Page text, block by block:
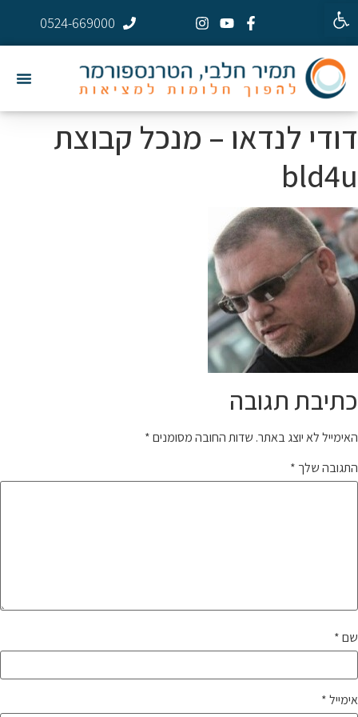
פתח סרגל נגישות
0524-669000
דודי לנדאו – מנכל קבוצת
bld4u
כתיבת תגובה
האימייל לא יוצג באתר. שדות החובה מסומנים*
התגובה שלך *
שם*
אימייל*